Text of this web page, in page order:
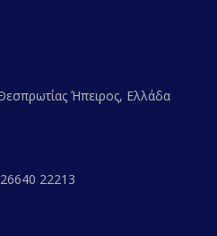
Ήπειρος, Ελλάδα
22213